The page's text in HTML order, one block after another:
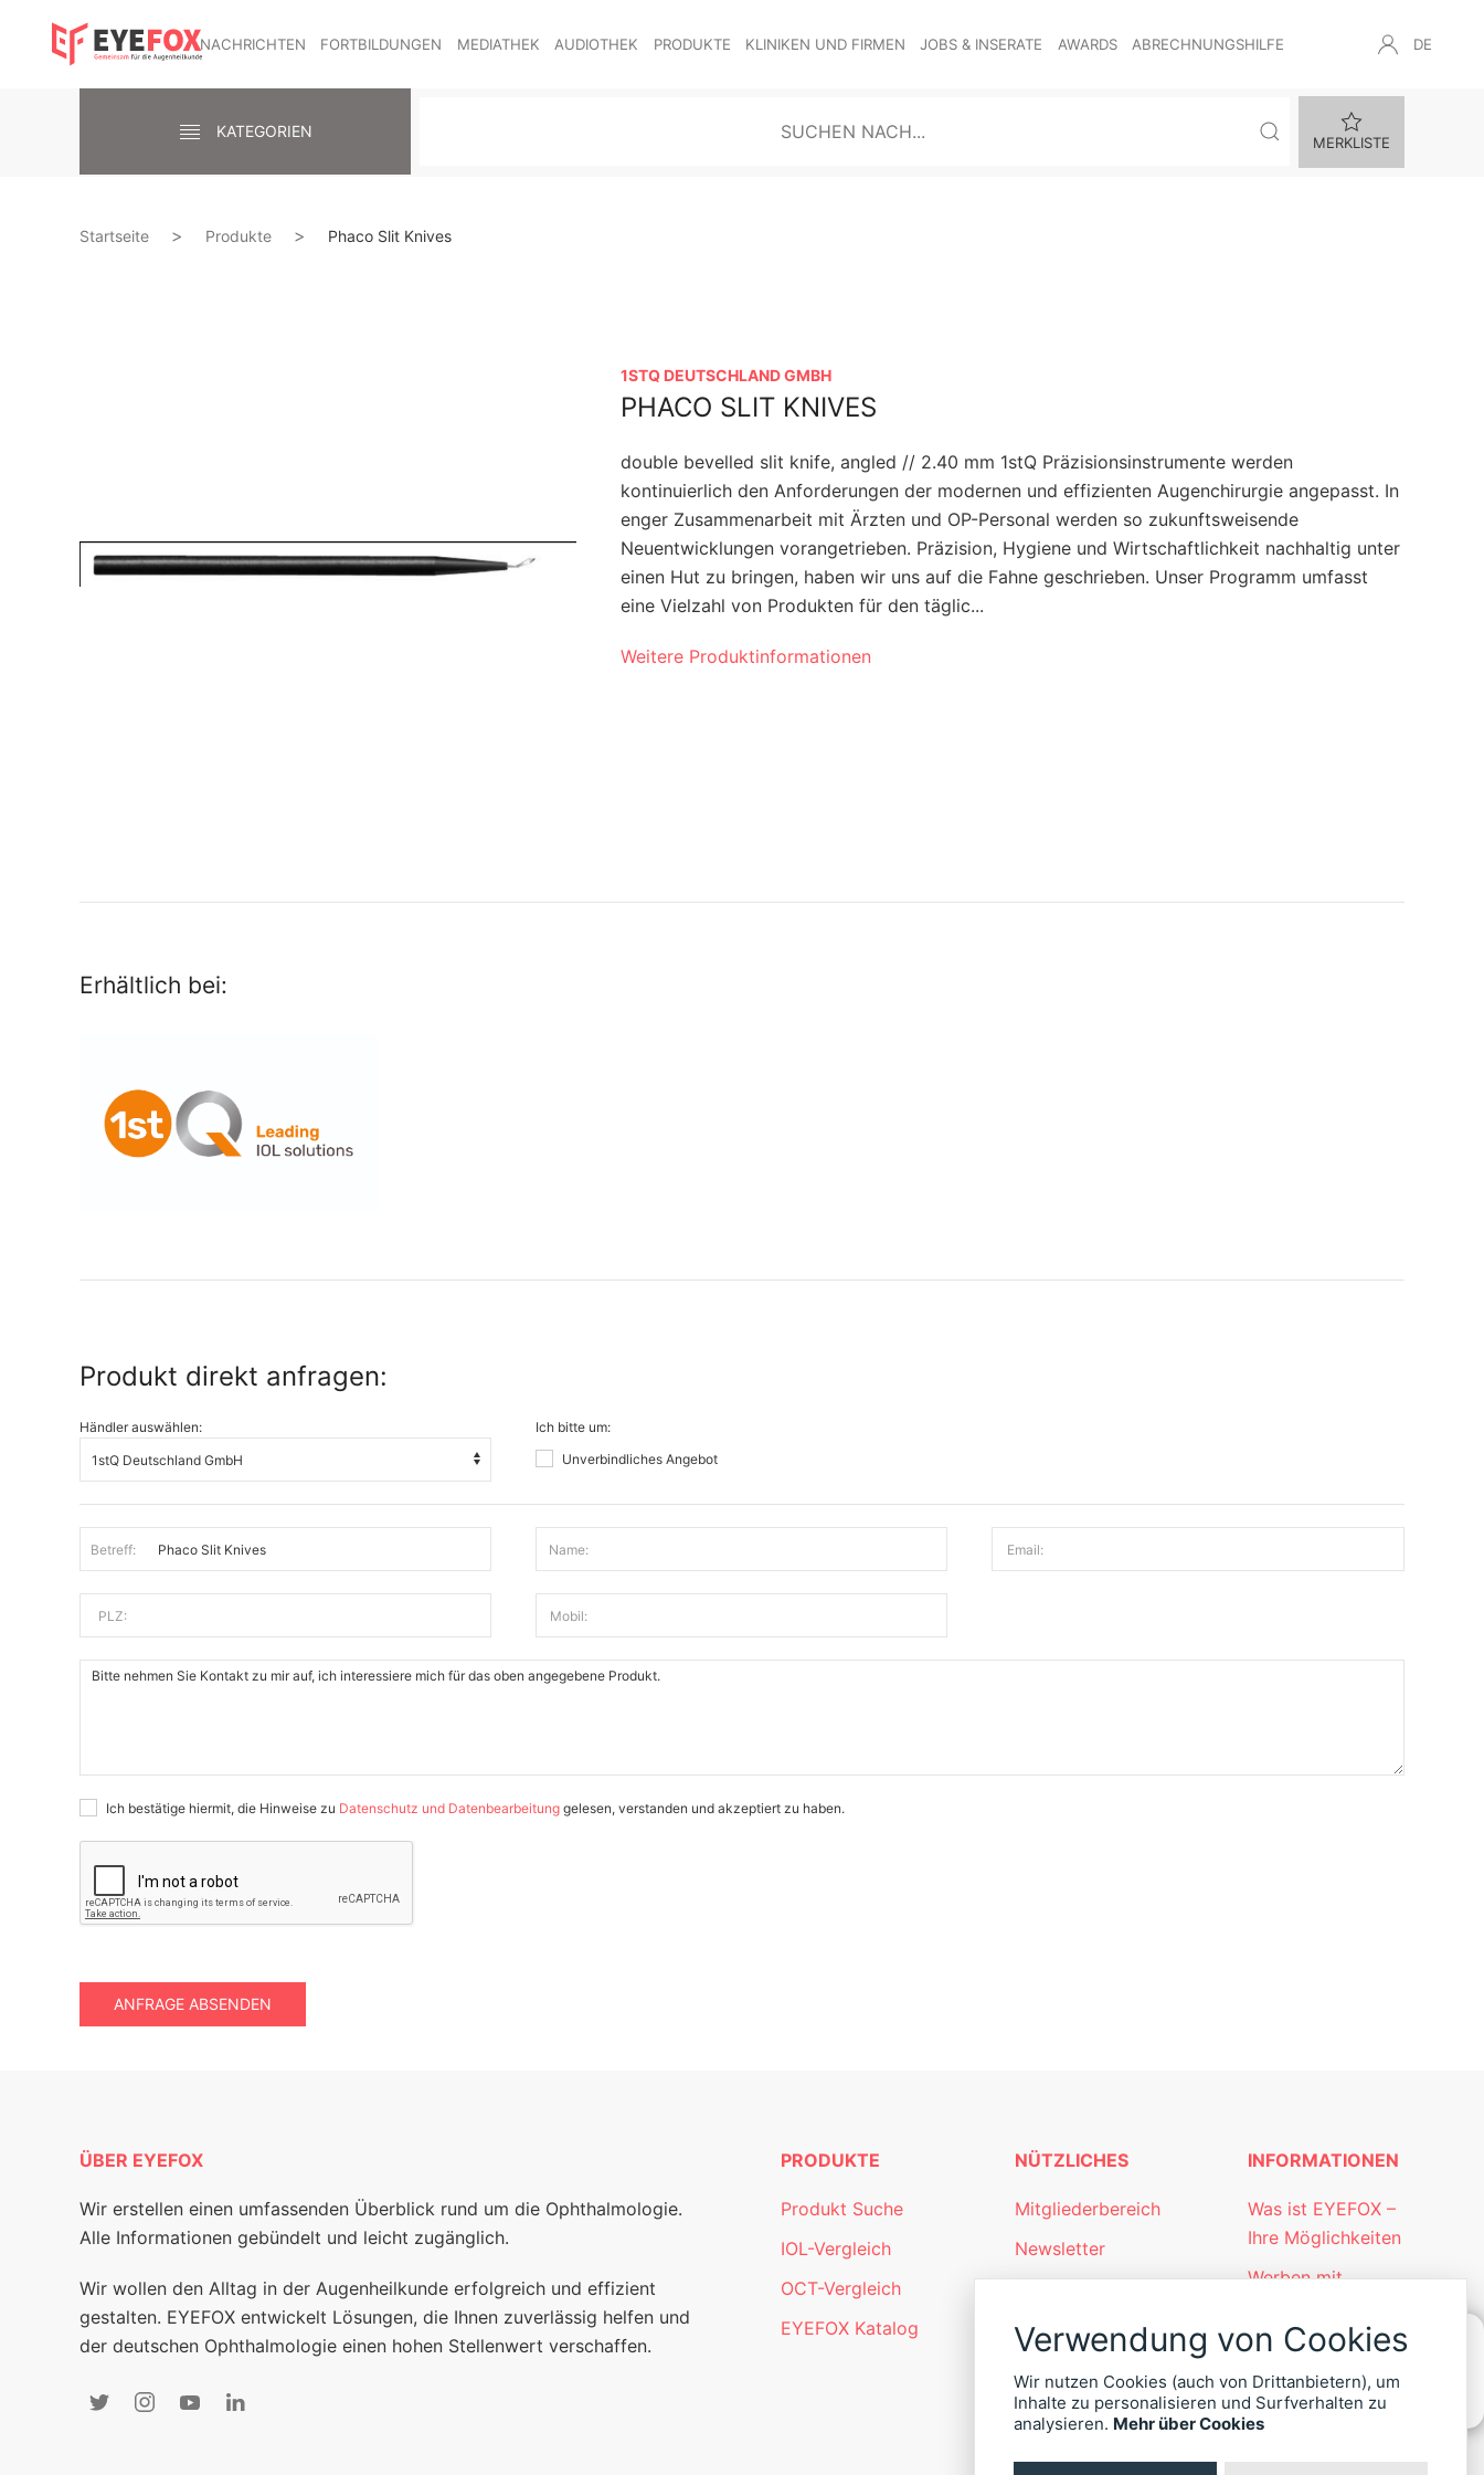
NACHRICHTEN FORTBILDUNGEN MEDIATHEK AUDIOTHEK PRODUKTE KLINIKEN UND FIRMEN JOBS & INSERATE AWARDS ABRECHNUNGSHILFE DE
KATEGORIEN
MERKLISTE
Startseite Produkte Phaco Slit Knives
1STQ DEUTSCHLAND GMBH
PHACO SLIT KNIVES
double bevelled slit knife, angled // 2.40 mm 1stQ Präzisionsinstrumente werden
kontinuierlich den Anforderungen der modernen und effizienten Augenchirurgie angepasst. In
enger Zusammenarbeit mit Ärzten und OP-Personal werden so zukunftsweisende
Neuentwicklungen vorangetrieben. Präzision, Hygiene und Wirtschaftlichkeit nachhaltig unter
einen Hut zu bringen, haben wir uns auf die Fahne geschrieben. Unser Programm umfasst
eine Vielzahl von Produkten für den täglic...
Weitere Produktinformationen
Erhältlich bei:
Produkt direkt anfragen:
Händler auswählen:
Ich bitte um:
Unverbindliches Angebot
Betreff: Name: Email:
PLZ: Mobil:
Ich bestätige hiermit, die Hinweise zu Datenschutz und Datenbearbeitung gelesen, verstanden und akzeptiert zu haben.
ANFRAGE ABSENDEN
KONTAKT
ÜBER EYEFOX
Wir erstellen einen umfassenden Überblick rund um die Ophthalmologie.
Alle Informationen gebündelt und leicht zugänglich.
Wir wollen den Alltag in der Augenheilkunde erfolgreich und effizient
gestalten. EYEFOX entwickelt Lösungen, die Ihnen zuverlässig helfen und
der deutschen Ophthalmologie einen hohen Stellenwert verschaffen.
PRODUKTE
Produkt Suche
IOL-Vergleich
OCT-Vergleich
EYEFOX Katalog
NÜTZLICHES
Mitgliederbereich
Newsletter
INFORMATIONEN
Was ist EYEFOX –
Ihre Möglichkeiten
Werben mit
Kontakt
Datenschutz
Impressum
Verwendung von Cookies
Wir nutzen Cookies (auch von Drittanbietern), um
Inhalte zu personalisieren und Surfverhalten zu
analysieren. Mehr über Cookies